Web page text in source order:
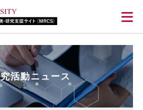
≡
活動ニュース